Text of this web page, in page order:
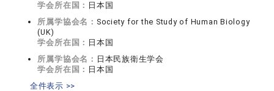
学会所在国： 日本国
所属学協会名： Society for the Study of Human Biology
(UK)
学会所在国： 日本国
所属学協会名： 日本民族衛生学会
学会所在国： 日本国
全件表示 >>